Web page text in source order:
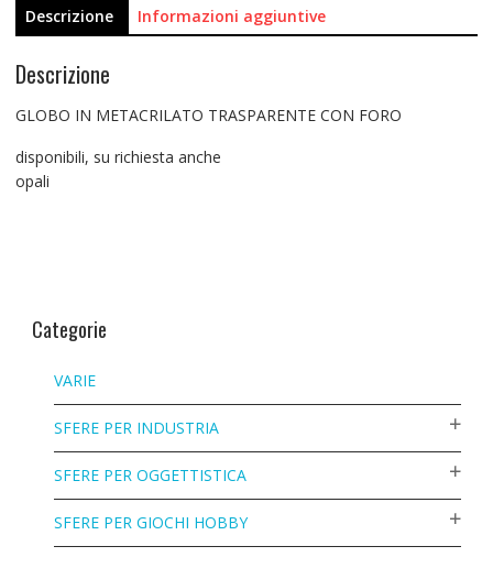
Descrizione Informazioni aggiuntive
Descrizione
GLOBO IN METACRILATO TRASPARENTE CON FORO
disponibili, su richiesta anche
opali
Categorie
VARIE
SFERE PER INDUSTRIA
SFERE PER OGGETTISTICA
SFERE PER GIOCHI HOBBY